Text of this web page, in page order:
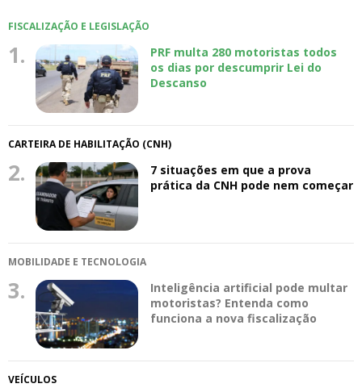
FISCALIZAÇÃO E LEGISLAÇÃO
1.
PRF multa 280 motoristas todos
os dias por descumprir Lei do
Descanso
CARTEIRA DE HABILITAÇÃO (CNH)
2.
7 situações em que a prova
prática da CNH pode nem começar
MOBILIDADE E TECNOLOGIA
3.
Inteligência artificial pode multar
motoristas? Entenda como
funciona a nova fiscalização
VEÍCULOS